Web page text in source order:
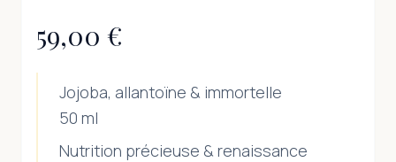
59,00 €
Jojoba, allantoïne & immortelle
50 ml
Nutrition précieuse & renaissance